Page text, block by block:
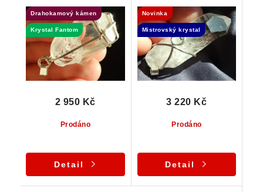
Fantomem - přívěsek
Drahokamový kámen
Krystal Fantom
Prodáno
2 950 Kč
Detail
světem
Novinka
Mistrovský krystal
Prodáno
3 220 Kč
Detail